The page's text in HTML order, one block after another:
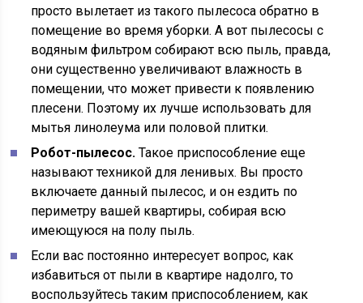
просто вылетает из такого пылесоса обратно в
помещение во время уборки. А вот пылесосы с
водяным фильтром собирают всю пыль, правда,
они существенно увеличивают влажность в
помещении, что может привести к появлению
плесени. Поэтому их лучше использовать для
мытья линолеума или половой плитки.
Робот-пылесос. Такое приспособление еще
называют техникой для ленивых. Вы просто
включаете данный пылесос, и он ездить по
периметру вашей квартиры, собирая всю
имеющуюся на полу пыль.
Если вас постоянно интересует вопрос, как
избавиться от пыли в квартире надолго, то
воспользуйтесь таким приспособлением, как